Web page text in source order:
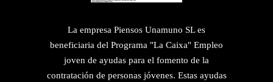
La empresa Piensos Unamuno SL es
beneficiaria del Programa "La Caixa" Empleo
joven de ayudas para el fomento de la
contratación de personas jóvenes. Estas ayudas